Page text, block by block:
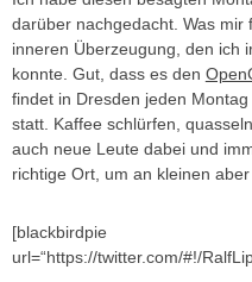
darüber nachgedacht. Was
inneren Überzeugung, den ich
konnte. Gut, dass es den
findet in Dresden jeden
statt. Kaffee schlürfen,
auch neue Leute dabei und
richtige Ort, um an kleinen
[blackbirdpie
url=“https://twitter.com/#!/